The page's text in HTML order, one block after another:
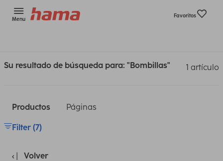
Menu
Favoritos
Su resultado de búsqueda para: "Bombillas" 1 artículo
Productos Páginas
Filter (7)
Volver